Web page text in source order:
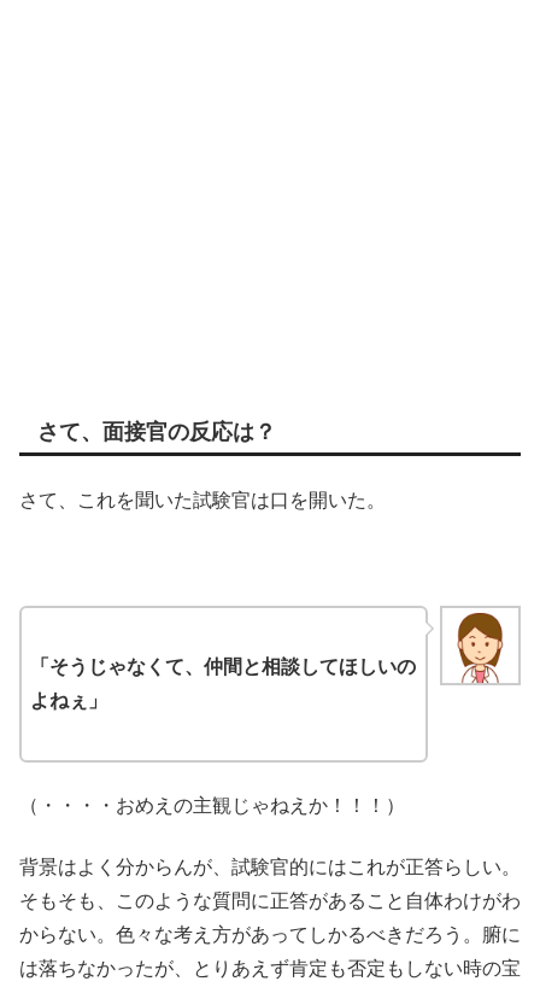
さて、面接官の反応は？
さて、これを聞いた試験官は口を開いた。
「そうじゃなくて、仲間と相談してほしいの
よねぇ」
（・・・・おめえの主観じゃねえか！！！）
背景はよく分からんが、試験官的にはこれが正答らしい。
そもそも、このような質問に正答があること自体わけがわ
からない。色々な考え方があってしかるべきだろう。腑に
は落ちなかったが、とりあえず肯定も否定もしない時の宝